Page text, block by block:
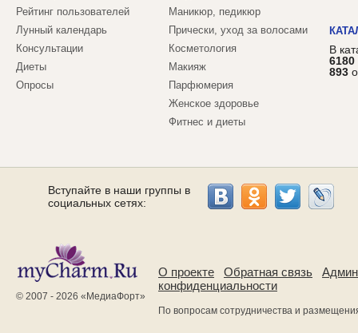
Рейтинг пользователей
Лунный календарь
Консультации
Диеты
Опросы
Маникюр, педикюр
Прически, уход за волосами
Косметология
Макияж
Парфюмерия
Женское здоровье
Фитнес и диеты
В
6180
893
Вступайте в наши группы в
социальных сетях:
© 2007 - 2026 «МедиаФорт»
О проекте Обратная связь
конфиденциальности
По вопросам сотрудничества и